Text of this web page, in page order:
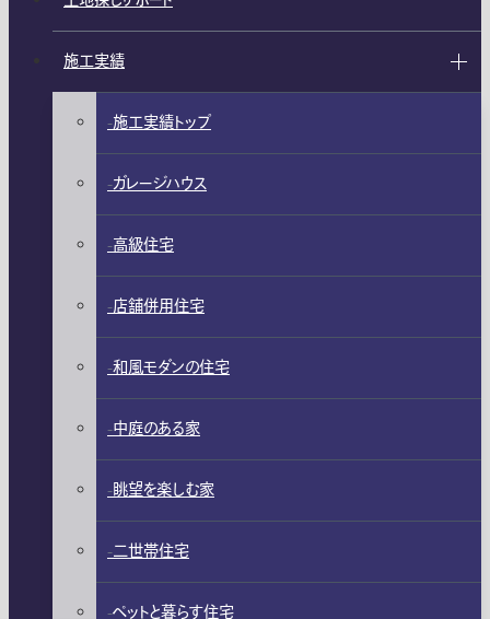
施工実績
施工実績トップ
ガレージハウス
高級住宅
店舗併用住宅
和風モダンの住宅
中庭のある家
眺望を楽しむ家
二世帯住宅
ペットと暮らす住宅